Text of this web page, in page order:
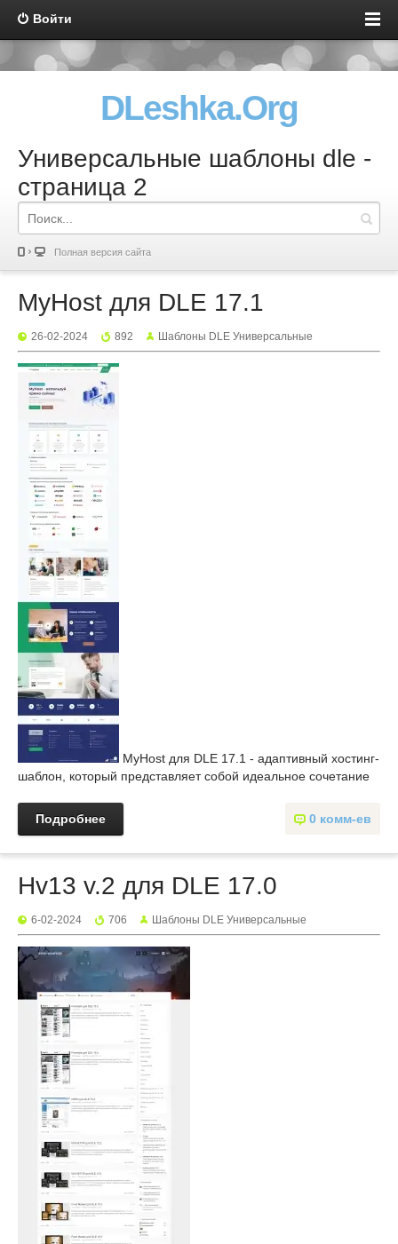
Войти
DLeshka.Org
Универсальные шаблоны dle -
страница 2
Полная версия сайта
MyHost для DLE 17.1
26-02-2024 892 Шаблоны DLE Универсальные
MyHost для DLE 17.1 - адаптивный хостинг-
шаблон, который представляет собой идеальное сочетание
0 комм-ев
Подробнее
Hv13 v.2 для DLE 17.0
6-02-2024 706 Шаблоны DLE Универсальные